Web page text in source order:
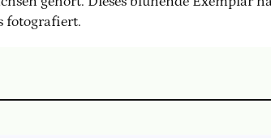
fotografiert.